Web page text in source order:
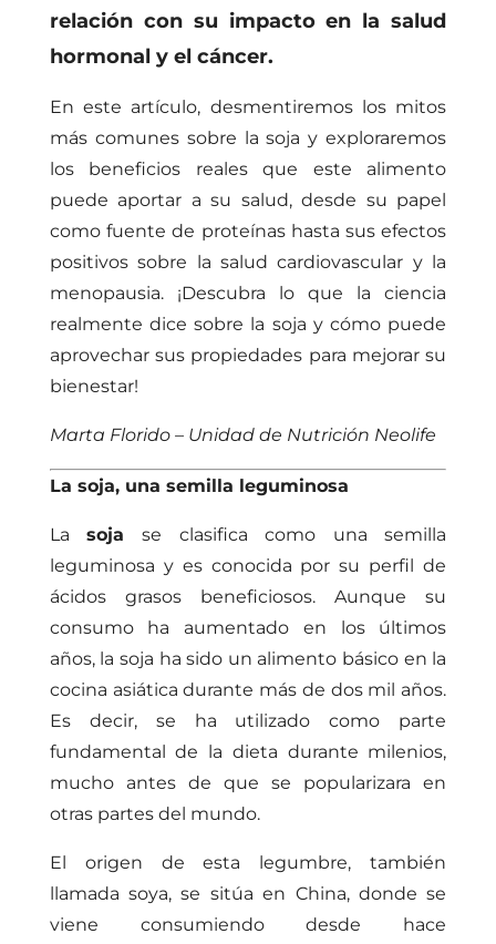
relación con su impacto en la salud
hormonal y el cáncer.
En este artículo, desmentiremos los mitos
más comunes sobre la soja y exploraremos
los beneficios reales que este alimento
puede aportar a su salud, desde su papel
como fuente de proteínas hasta sus efectos
positivos sobre la salud cardiovascular y la
menopausia. ¡Descubra lo que la ciencia
realmente dice sobre la soja y cómo puede
aprovechar sus propiedades para mejorar su
bienestar!
Marta Florido – Unidad de Nutrición Neolife
La soja, una semilla leguminosa
Lasoja se clasifica como una semilla
leguminosa y es conocida por su perfil de
ácidos grasos beneficiosos. Aunque su
consumo ha aumentado en los últimos
años, la soja ha sido un alimento básico en la
cocina asiática durante más de dos mil años.
Es decir, se ha utilizado como parte
fundamental de la dieta durante milenios,
mucho antes de que se popularizara en
otras partes del mundo.
El origen de esta legumbre, también
llamada soya, se sitúa en China, donde se
viene consumiendo desde hace